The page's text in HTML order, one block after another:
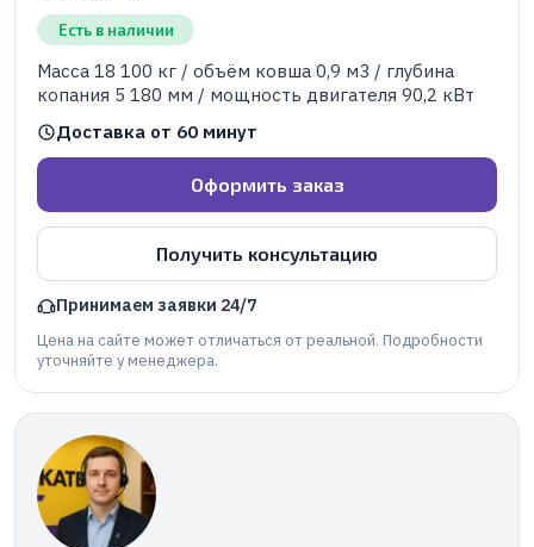
Есть в наличии
Масса 18 100 кг / объём ковша 0,9 м3 / глубина
копания 5 180 мм / мощность двигателя 90,2 кВт
Доставка от 60 минут
Оформить заказ
Получить консультацию
Принимаем заявки 24/7
Цена на сайте может отличаться от реальной. Подробности
уточняйте у менеджера.